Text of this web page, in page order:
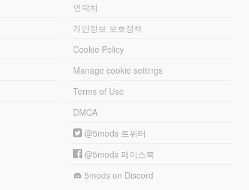
연락처
개인정보 보호정책
Cookie Policy
Manage cookie settings
Terms of Use
DMCA
@5mods 트위터
@5mods 페이스북
5mods on Discord